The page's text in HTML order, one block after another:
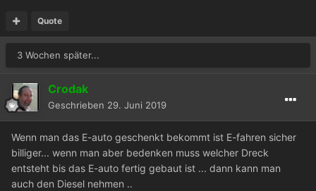
Quote
3 Wochen später...
Crodak
Geschrieben 29. Juni 2019
Wenn man das E-auto geschenkt bekommt ist E-fahren sicher
billiger... wenn man aber bedenken muss welcher Dreck
entsteht bis das E-auto fertig gebaut ist ... dann kann man
auch den Diesel nehmen ..